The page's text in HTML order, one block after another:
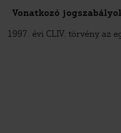
Vonatkozó
évi CLIV. törvény az